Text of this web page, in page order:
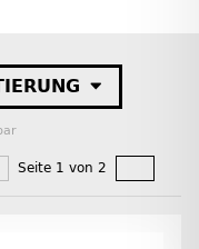
Seite 1 von 2